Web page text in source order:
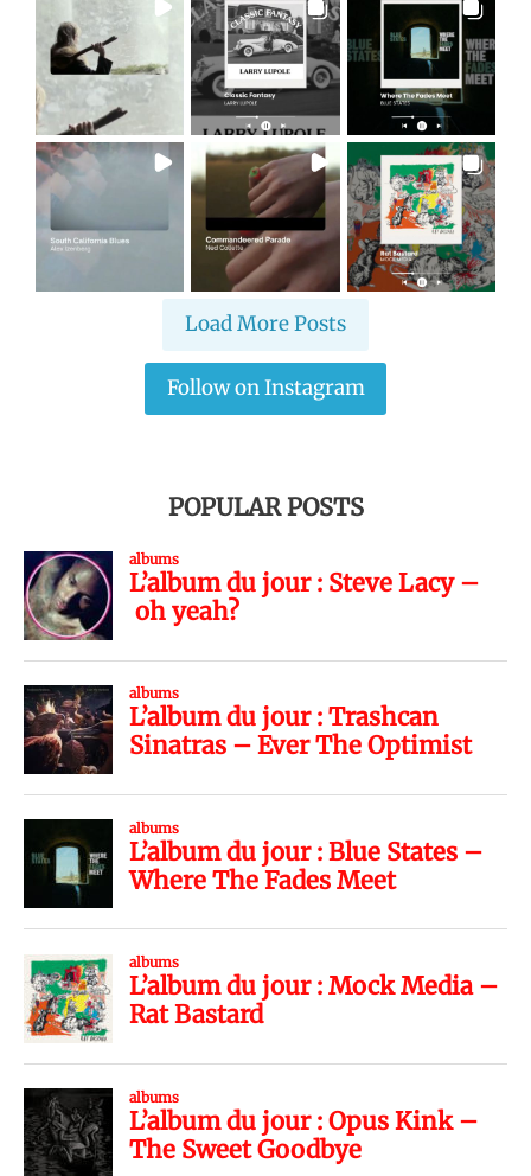
Load More Posts
Follow on Instagram
POPULAR POSTS